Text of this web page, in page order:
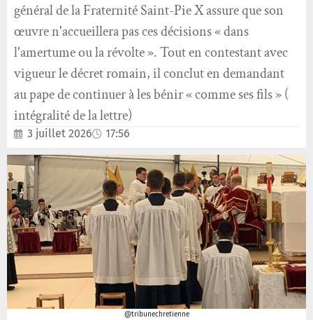
général de la Fraternité Saint-Pie X assure que son
œuvre n'accueillera pas ces décisions « dans
l'amertume ou la révolte ». Tout en contestant avec
vigueur le décret romain, il conclut en demandant
au pape de continuer à les bénir « comme ses fils » (
intégralité de la lettre)
3 juillet 2026 17:56
@tribunechretienne